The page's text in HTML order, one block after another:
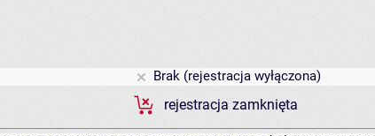
Brak (rejestracja wyłączona)
rejestracja zamknięta